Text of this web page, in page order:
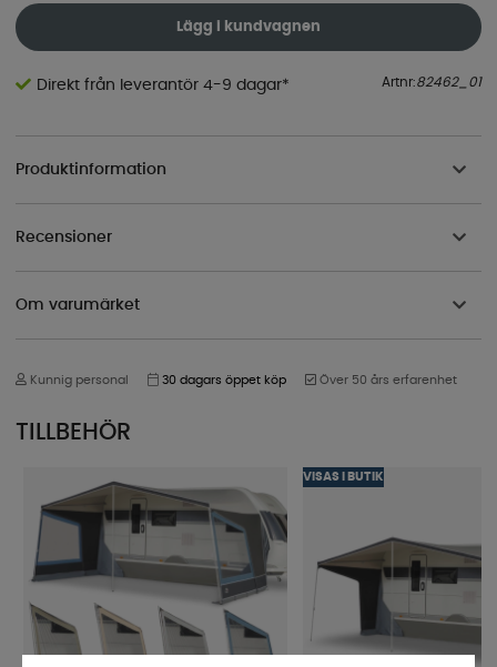
Lägg i kundvagnen
Direkt från leverantör 4-9 dagar* Artnr:82462_01
Produktinformation
Recensioner
Om varumärket
Kunnig personal 30 dagars öppet köp Över 50 års erfarenhet
TILLBEHÖR
VISAS I BUTIK